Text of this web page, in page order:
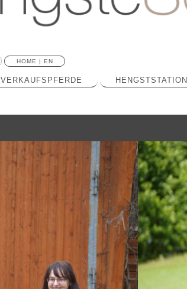
HOME | EN
VERKAUFSPFERDE HENGSTSTATION